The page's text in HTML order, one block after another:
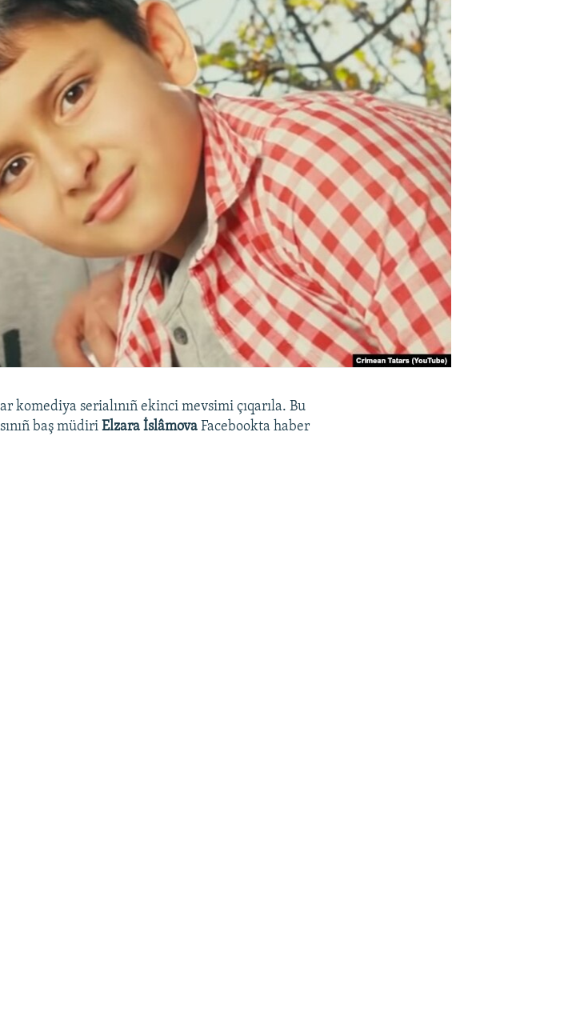
komediya serialınıñ ekinci mevsimi çıqarıla. Bu
baş müdiriElzara İslâmova Facebookta haber